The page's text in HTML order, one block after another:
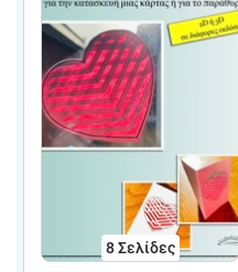
8Σελίδες